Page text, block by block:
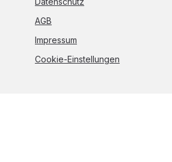
AGB
Impressum
Cookie-Einstellungen